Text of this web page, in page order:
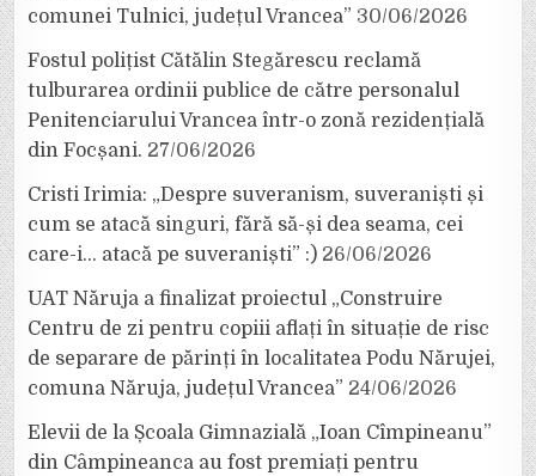
comunei Tulnici, județul Vrancea” 30/06/2026
Fostul polițist Cătălin Stegărescu reclamă
tulburarea ordinii publice de către personalul
Penitenciarului Vrancea într-o zonă rezidențială
din Focșani. 27/06/2026
Cristi Irimia: „Despre suveranism, suveraniști și
cum se atacă singuri, fără să-și dea seama, cei
care-i… atacă pe suveraniști” :) 26/06/2026
UAT Năruja a finalizat proiectul „Construire
Centru de zi pentru copiii aflați în situație de risc
de separare de părinți în localitatea Podu Nărujei,
comuna Năruja, județul Vrancea” 24/06/2026
Elevii de la Școala Gimnazială „Ioan Cîmpineanu”
din Câmpineanca au fost premiați pentru